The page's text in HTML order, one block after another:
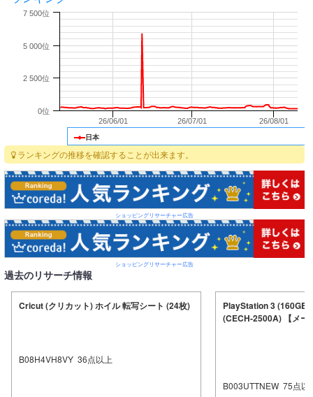
日本
26/06/01 26/07/01 26/08/01
0位
2 500位
5 000位
7 500位
ランキングの推移を確認することが出来ます。
ショッピングリサーチャー広告
ショッピングリサーチャー広告
過去のリサーチ情報
Cricut (クリカット) ホイル 転写シート (24枚)
B08H4VH8VY 36点以上
PlayStation 3 (160GB)
(CECH-2500A) 【メー
B003UTTNEW 75点以